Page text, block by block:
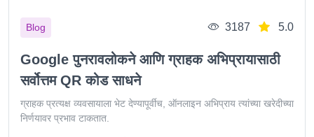
Blog 3187 5.0
Google पुनरावलोकने आणि ग्राहक अभिप्रायासाठी
सर्वोत्तम QR कोड साधने
ग्राहक प्रत्यक्ष व्यवसायाला भेट देण्यापूर्वीच, ऑनलाइन अभिप्राय त्यांच्या खरेदीच्या
निर्णयावर प्रभाव टाकतात.